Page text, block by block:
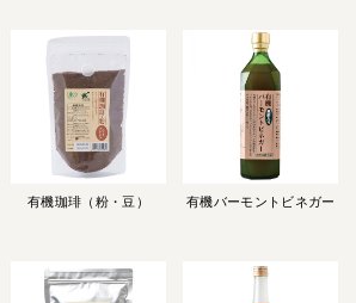
有機珈琲（粉・豆） 有機バーモントビネガー